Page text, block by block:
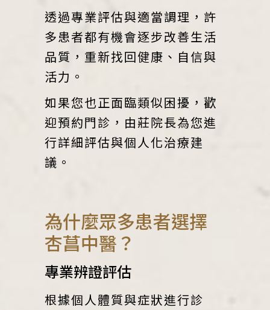
透過專業評估與適當調理，許
多患者都有機會逐步改善生活
品質，重新找回健康、自信與
活力。
如果您也正面臨類似困擾，歡
迎預約門診，由莊院長為您進
行詳細評估與個人化治療建
議。
為什麼眾多患者選擇
杏菖中醫？
專業辨證評估
根據個人體質與症狀進行診